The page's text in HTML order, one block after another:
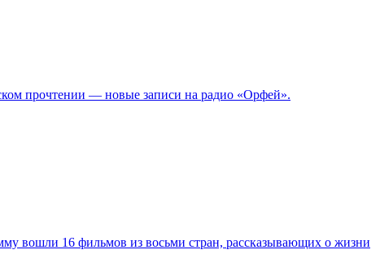
прочтении — новые записи на радио «Орфей».
вошли 16 фильмов из восьми стран, рассказывающих о жизни